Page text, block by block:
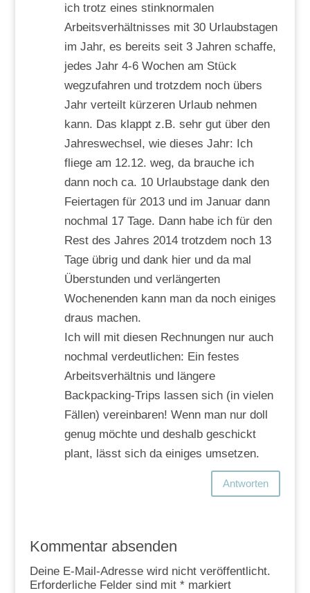
ich trotz eines stinknormalen
Arbeitsverhältnisses mit 30 Urlaubstagen
im Jahr, es bereits seit 3 Jahren schaffe,
jedes Jahr 4-6 Wochen am Stück
wegzufahren und trotzdem noch übers
Jahr verteilt kürzeren Urlaub nehmen
kann. Das klappt z.B. sehr gut über den
Jahreswechsel, wie dieses Jahr: Ich
fliege am 12.12. weg, da brauche ich
dann noch ca. 10 Urlaubstage dank den
Feiertagen für 2013 und im Januar dann
nochmal 17 Tage. Dann habe ich für den
Rest des Jahres 2014 trotzdem noch 13
Tage übrig und dank hier und da mal
Überstunden und verlängerten
Wochenenden kann man da noch einiges
draus machen.
Ich will mit diesen Rechnungen nur auch
nochmal verdeutlichen: Ein festes
Arbeitsverhältnis und längere
Backpacking-Trips lassen sich (in vielen
Fällen) vereinbaren! Wenn man nur doll
genug möchte und deshalb geschickt
plant, lässt sich da einiges umsetzen.
Antworten
Kommentar absenden
Deine E-Mail-Adresse wird nicht veröffentlicht.
Erforderliche Felder sind mit *markiert